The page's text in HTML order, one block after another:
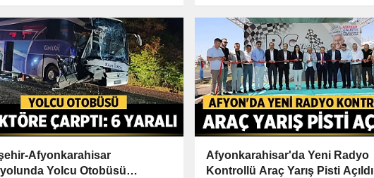
Afyonkarahisar
Yolcu Otobüsü
Afyonkarahisar'da Yeni Radyo
Kontrollü Araç Yarış Pisti Açıldı